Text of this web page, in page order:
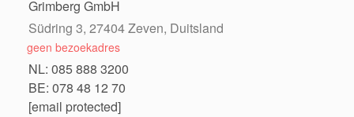
Grimberg GmbH
Südring 3, 27404 Zeven, Duitsland
geen bezoekadres
NL: 085 888 3200
BE: 078 48 12 70
[email protected]